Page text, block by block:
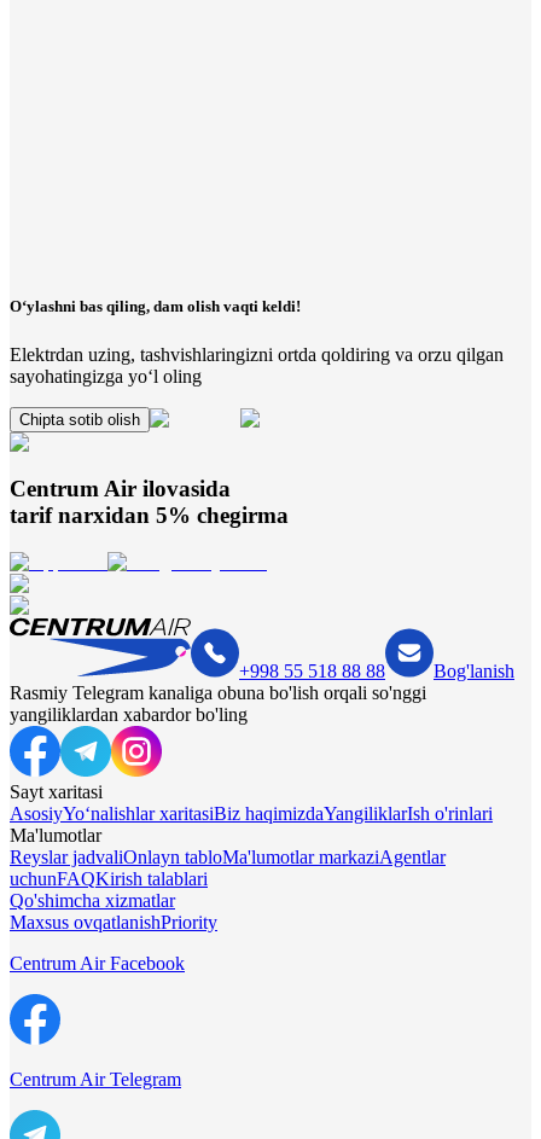
O‘ylashni bas qiling, dam olish vaqti keldi!
Elektrdan uzing, tashvishlaringizni ortda qoldiring va orzu qilgan
sayohatingizga yo‘l oling
Chipta sotib olish
Centrum Air ilovasida
tarif narxidan 5% chegirma
+998 55 518 88 88
Bog'lanish
Rasmiy Telegram kanaliga obuna bo'lish orqali so'nggi
yangiliklardan xabardor bo'ling
Sayt xaritasi
AsosiyYo‘nalishlar xaritasiBiz haqimizdaYangiliklarIsh o'rinlari
Ma'lumotlar
Reyslar jadvaliOnlayn tabloMa'lumotlar markaziAgentlar
uchunFAQKirish talablari
Qo'shimcha xizmatlar
Maxsus ovqatlanishPriority
Centrum Air Facebook
Centrum Air Telegram